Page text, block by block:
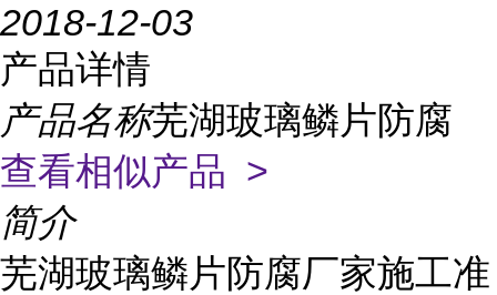
2018-12-03
产品详情
产品名称芜湖玻璃鳞片防腐
查看相似产品 >
简介
芜湖玻璃鳞片防腐厂家施工准